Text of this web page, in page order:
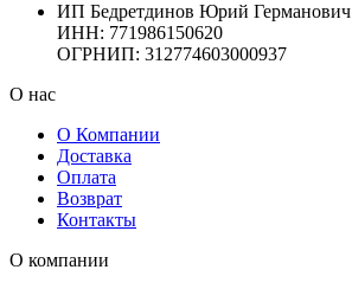
ИП Бедретдинов Юрий Германович
ИНН: 771986150620
ОГРНИП: 312774603000937
О нас
О Компании
Доставка
Оплата
Возврат
Контакты
О компании